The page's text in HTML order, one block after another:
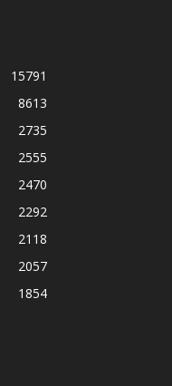
15791
8613
2735
2555
2470
2292
2118
2057
1854